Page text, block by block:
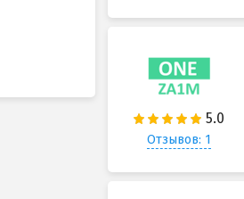
Отзывов: 1